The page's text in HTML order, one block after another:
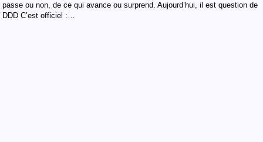
passe ou non, de ce qui avance ou surprend. Aujourd’hui, il est question de
DDD C’est officiel :…